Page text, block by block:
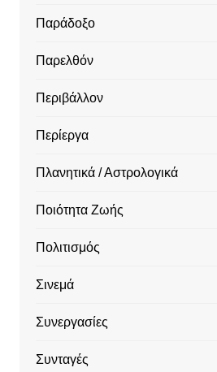
Παράδοξο
Παρελθόν
Περιβάλλον
Περίεργα
Πλανητικά / Αστρολογικά
Ποιότητα Ζωής
Πολιτισμός
Σινεμά
Συνεργασίες
Συνταγές